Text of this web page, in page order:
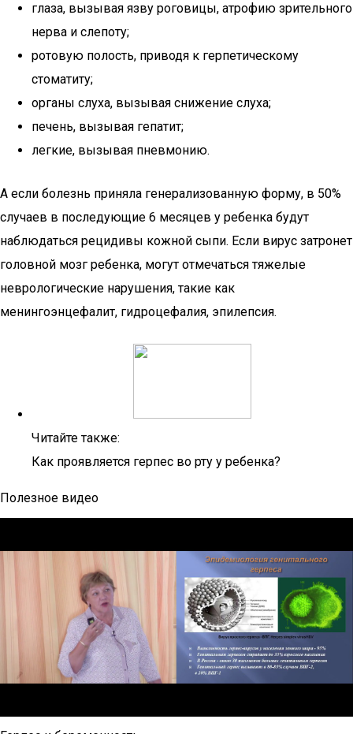
глаза, вызывая язву роговицы, атрофию зрительного
нерва и слепоту;
ротовую полость, приводя к герпетическому
стоматиту;
органы слуха, вызывая снижение слуха;
печень, вызывая гепатит;
легкие, вызывая пневмонию.
А если болезнь приняла генерализованную форму, в 50%
случаев в последующие 6 месяцев у ребенка будут
наблюдаться рецидивы кожной сыпи. Если вирус затронет
головной мозг ребенка, могут отмечаться тяжелые
неврологические нарушения, такие как
менингоэнцефалит, гидроцефалия, эпилепсия.
Читайте также:
Как проявляется герпес во рту у ребенка?
Полезное видео